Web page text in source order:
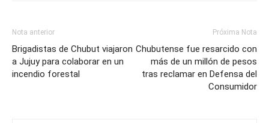
Nota anterior
Brigadistas de Chubut viajaron
a Jujuy para colaborar en un
incendio forestal
Próxima Nota
Chubutense fue resarcido con
más de un millón de pesos
tras reclamar en Defensa del
Consumidor